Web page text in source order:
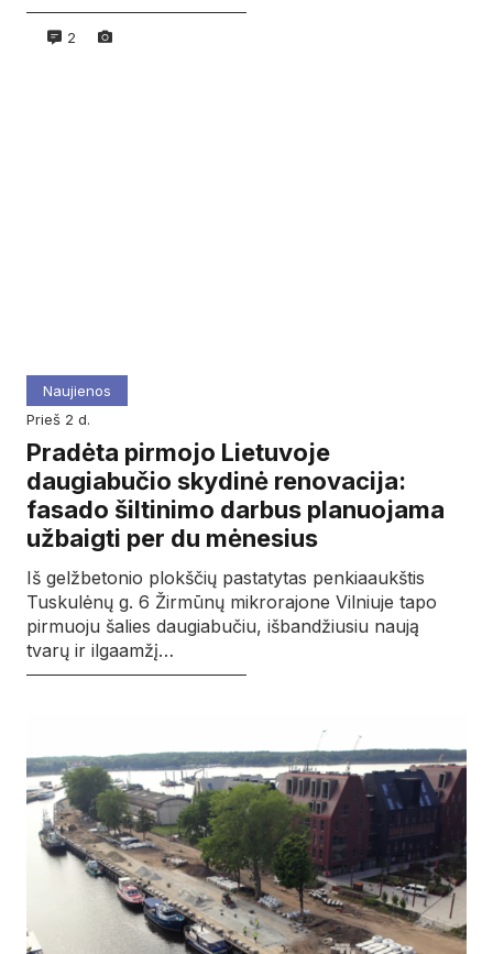
2
Naujienos
prieš 2 d.
Pradėta pirmojo Lietuvoje
daugiabučio skydinė renovacija:
fasado šiltinimo darbus planuojama
užbaigti per du mėnesius
Iš gelžbetonio plokščių pastatytas penkiaaukštis
Tuskulėnų g. 6 Žirmūnų mikrorajone Vilniuje tapo
pirmuoju šalies daugiabučiu, išbandžiusiu naują
tvarų ir ilgaamžį…